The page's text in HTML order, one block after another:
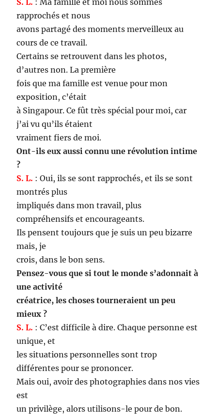
S. L. : Ma famille et moi nous sommes
rapprochés et nous
avons partagé des moments merveilleux au
cours de ce travail.
Certains se retrouvent dans les photos,
d’autres non. La première
fois que ma famille est venue pour mon
exposition, c’était
à Singapour. Ce fût très spécial pour moi, car
j’ai vu qu’ils étaient
vraiment fiers de moi.
Ont-ils eux aussi connu une révolution intime
?
S. L. : Oui, ils se sont rapprochés, et ils se sont
montrés plus
impliqués dans mon travail, plus
compréhensifs et encourageants.
Ils pensent toujours que je suis un peu bizarre
mais, je
crois, dans le bon sens.
Pensez-vous que si tout le monde s’adonnait à
une activité
créatrice, les choses tourneraient un peu
mieux ?
S. L. : C’est difficile à dire. Chaque personne est
unique, et
les situations personnelles sont trop
différentes pour se prononcer.
Mais oui, avoir des photographies dans nos vies
est
un privilège, alors utilisons-le pour de bon.